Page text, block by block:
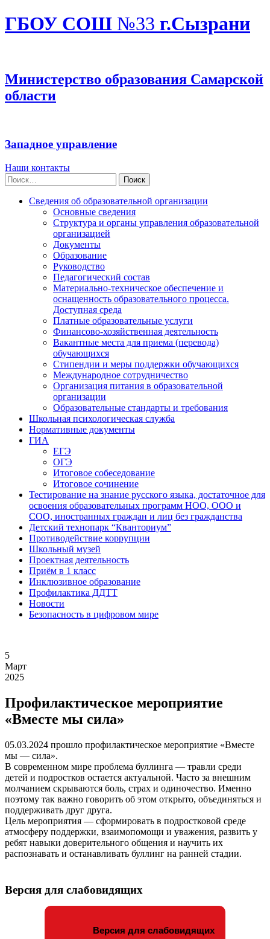
ГБОУ СОШ №33 г.Сызрани
Министерство образования Самарской
области
Западное управление
Наши контакты
Найти:
Сведения об образовательной организации
Основные сведения
Структура и органы управления образовательной
организацией
Документы
Образование
Руководство
Педагогический состав
Материально-техническое обеспечение и
оснащенность образовательного процесса.
Доступная среда
Платные образовательные услуги
Финансово-хозяйственная деятельность
Вакантные места для приема (перевода)
обучающихся
Стипендии и меры поддержки обучающихся
Международное сотрудничество
Организация питания в образовательной
организации
Образовательные стандарты и требования
Школьная психологическая служба
Нормативные документы
ГИА
ЕГЭ
ОГЭ
Итоговое собеседование
Итоговое сочинение
Тестирование на знание русского языка, достаточное для
освоения образовательных программ НОО, ООО и
СОО, иностранных граждан и лиц без гражданства
Детский технопарк “Кванториум”
Противодействие коррупции
Школьный музей
Проектная деятельность
Приём в 1 класс
Инклюзивное образование
Профилактика ДДТТ
Новости
Безопасность в цифровом мире
5
Март
2025
Профилактическое мероприятие
«Вместе мы сила»
05.03.2024 прошло профилактическое мероприятие «Вместе
мы — сила».
В современном мире проблема буллинга — травли среди
детей и подростков остается актуальной. Часто за внешним
молчанием скрываются боль, страх и одиночество. Именно
поэтому так важно говорить об этом открыто, объединяться и
поддерживать друг друга.
Цель мероприятия — сформировать в подростковой среде
атмосферу поддержки, взаимопомощи и уважения, развить у
ребят навыки доверительного общения и научить их
распознавать и останавливать буллинг на ранней стадии.
Версия для слабовидящих
Версия для слабовидящих